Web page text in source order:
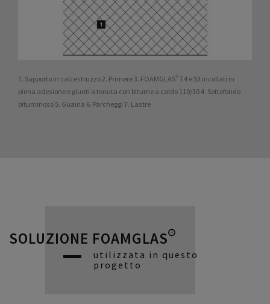
1. Supporto in calcestruzzo 2. Primere 3. FOAMGLAS® T4 e S3 incollati in
piena adesione e giunti a tenuta con bitume a caldo 110/30 4. Sottofondo
bituminoso 5. Guaina 6. Parcheggi 7. Lastre
SOLUZIONE FOAMGLAS®
utilizzata in questo
progetto